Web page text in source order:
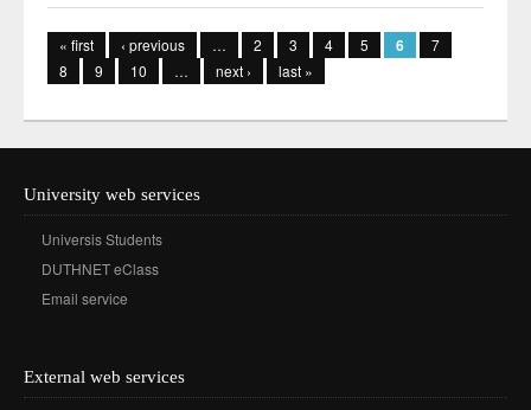
« first ‹ previous … 2 3 4 5 6
7
8
9 10 … next › last »
University web services
Universis Students
DUTHNET eClass
Email service
External web services